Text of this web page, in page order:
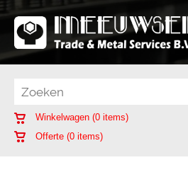
Winkelwagen (0 items)
Offerte (0 items)